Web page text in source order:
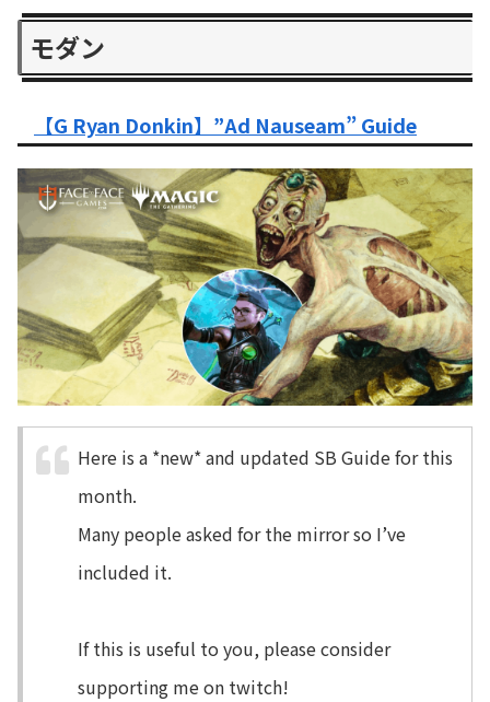
モダン
【G Ryan Donkin】”Ad Nauseam” Guide
Here is a *new* and updated SB Guide for this
month.
Many people asked for the mirror so I’ve
included it.
If this is useful to you, please consider
supporting me on twitch!